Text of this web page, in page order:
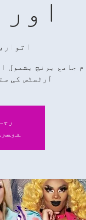
اتوار، 19 جون
جامع برنچ بشمول
آرٹسٹس کی